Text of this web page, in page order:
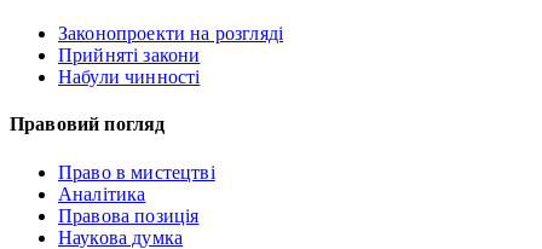
Законопроекти на розгляді
Прийняті закони
Набули чинності
Правовий погляд
Право в мистецтві
Аналітика
Правова позиція
Наукова думка